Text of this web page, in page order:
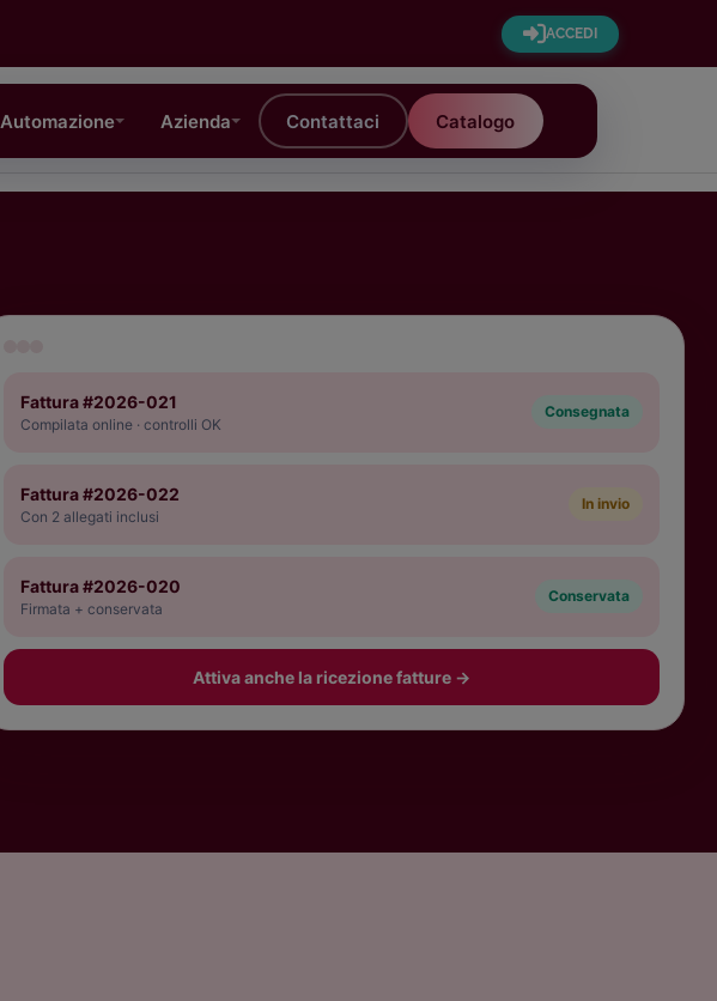
ACCEDI
Automazione Azienda Contattaci Catalogo
Fattura #2026-021
Compilata online · controlli OK
Consegnata
Fattura #2026-022
Con 2 allegati inclusi
In invio
Fattura #2026-020
Firmata + conservata
Conservata
Attiva anche la ricezione fatture →